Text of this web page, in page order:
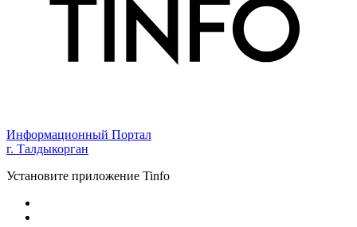
Информационный Портал
г. Талдыкорган
Установите приложение Tinfo